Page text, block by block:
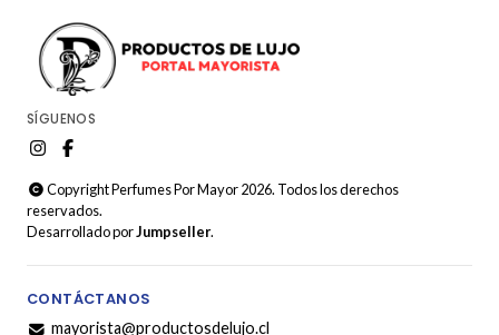
SÍGUENOS
Copyright Perfumes Por Mayor 2026. Todos los derechos
reservados.
Desarrollado porJumpseller.
CONTÁCTANOS
mayorista@productosdelujo.cl